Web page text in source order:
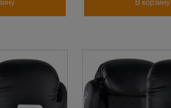
В корзину